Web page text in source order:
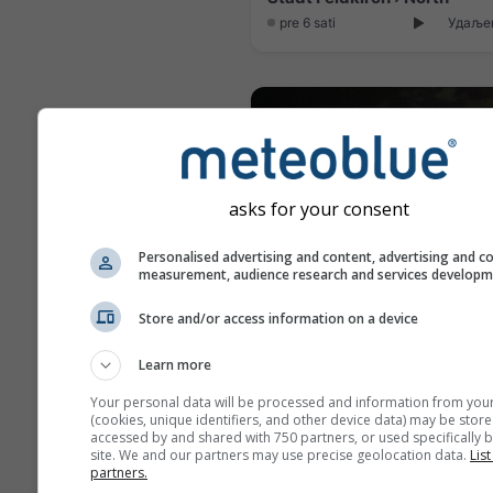
pre 6 sati
asks for your consent
Personalised advertising and content, advertising and
measurement, audience research and services
Store and/or access information on a device
Learn more
Your personal data will be processed and information from
(cookies, unique identifiers, and other device data) may be
accessed by and shared with 750 partners, or used specifically
site. We and our partners may use precise geolocation data.
partners.